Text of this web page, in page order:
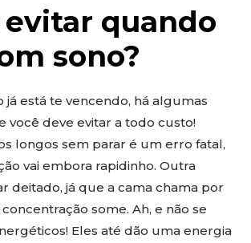
evitar quando
sono?
já está te vencendo, há algumas
você deve evitar a todo custo!
longos sem parar é um erro fatal,
vai embora rapidinho. Outra
deitado, já que a cama chama por
some. Ah, e não se
Eles até dão uma energia